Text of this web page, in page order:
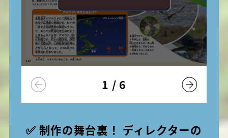
1 / 6
✅ 制作の舞台裏！ ディレクターの